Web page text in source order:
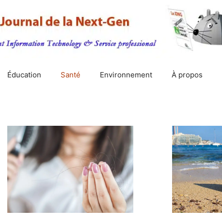
Éducation Santé Environnement À propos